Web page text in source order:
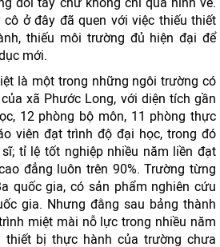
ở đây đã quen với việc thiếu thiết
thiếu môi trường đủ hiện đại để
mới.
là một trong những ngôi trường có
xã Phước Long, với diện tích gần
12 phòng bộ môn, 11 phòng thực
viên đạt trình độ đại học, trong đó
tỉ lệ tốt nghiệp nhiều năm liền đạt
đẳng luôn trên 90%. Trường từng
quốc gia, có sản phẩm nghiên cứu
gia. Nhưng đằng sau bảng thành
miệt mài nỗ lực trong nhiều năm
bị thực hành của trường chưa